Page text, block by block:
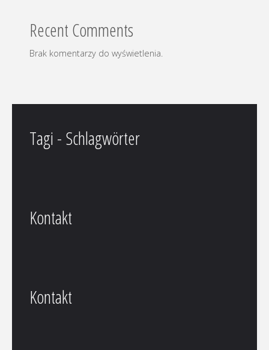
Recent Comments
Brak komentarzy do wyświetlenia.
Tagi - Schlagwörter
Kontakt
Kontakt